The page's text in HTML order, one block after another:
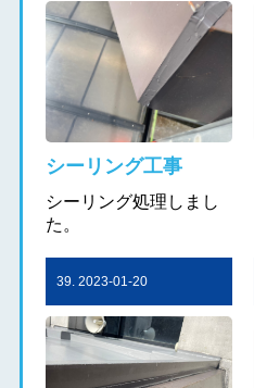
シーリング工事
シーリング処理しまし
た。
39. 2023-01-20